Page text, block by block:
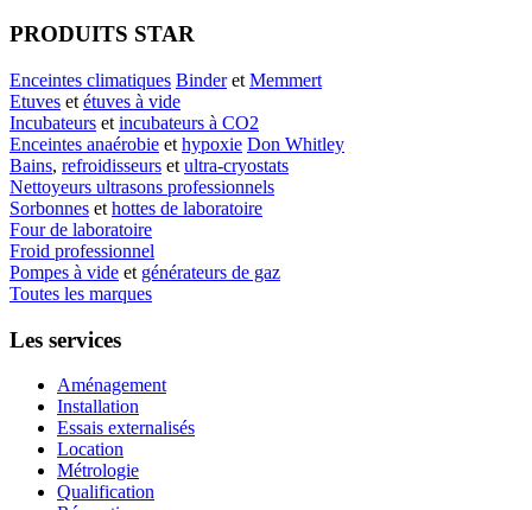
PRODUITS STAR
Enceintes climatiques Binderet Memmert
Etuves et étuves à vide
Incubateurs et incubateurs à CO2
Enceintes anaérobie et hypoxie Don Whitley
Bains, refroidisseurs et ultra-cryostats
Nettoyeurs ultrasons professionnels
Sorbonnes et hottes de laboratoire
Four de laboratoire
Froid professionnel
Pompes à vide et générateurs de gaz
Toutes les marques
Les services
Aménagement
Installation
Essais externalisés
Location
Métrologie
Qualification